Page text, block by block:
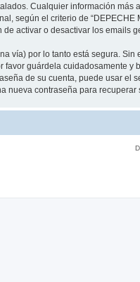
Cualquier información más
según el criterio de
activar o desactivar los emails
vía) por lo tanto está segura.
favor guárdela cuidadosamente
de su cuenta, puede usar el
nueva contraseña para recuperar